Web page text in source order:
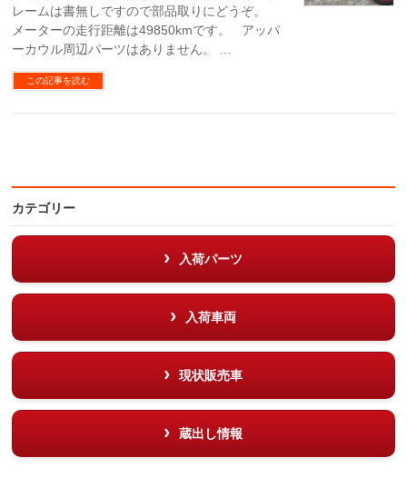
レームは書無しですので部品取りにどうぞ。
メーターの走行距離は49850kmです。 アッパ
ーカウル周辺パーツはありません。 …
この記事を読む
カテゴリー
入荷パーツ
入荷車両
現状販売車
蔵出し情報